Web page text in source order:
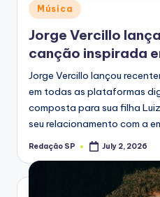
Posted
in
Música
Jorge Vercillo lança
canção inspirada
Jorge Vercillo lançou
em todas as plataformas
composta para sua filha
seu relacionamento com a
Posted
Redação SP July 2, 2026